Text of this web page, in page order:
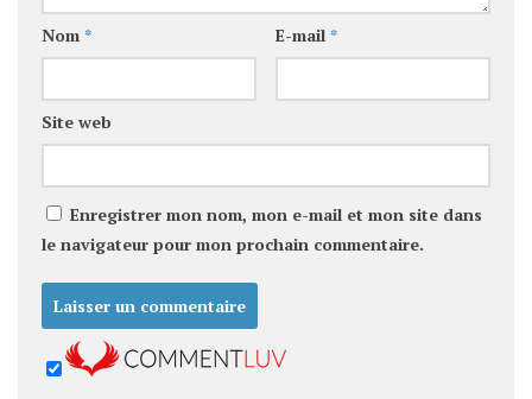
Nom * E-mail *
Site web
Enregistrer mon nom, mon e-mail et mon site dans
le navigateur pour mon prochain commentaire.